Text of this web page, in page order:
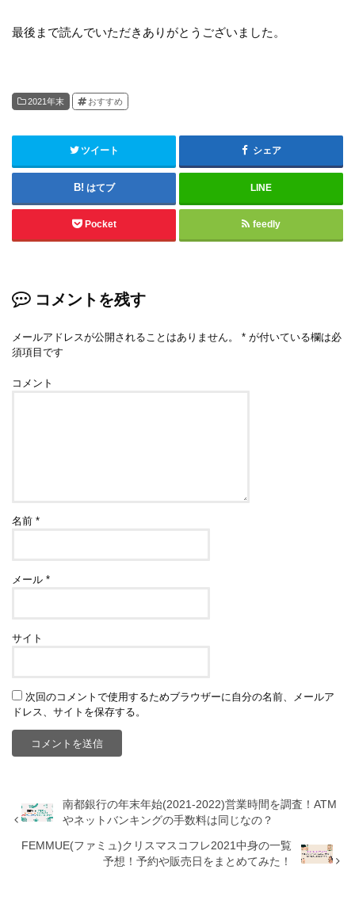
最後まで読んでいただきありがとうございました。
2021年末 おすすめ
ツイート シェア
はてブ LINE
Pocket feedly
コメントを残す
メールアドレスが公開されることはありません。 * が付いている欄は必
須項目です
コメント
名前*
メール*
サイト
次回のコメントで使用するためブラウザーに自分の名前、メールア
ドレス、サイトを保存する。
南都銀行の年末年始(2021-2022)営業時間を調査！ATM
やネットバンキングの手数料は同じなの？
FEMMUE(ファミュ)クリスマスコフレ2021中身の一覧
予想！予約や販売日をまとめてみた！